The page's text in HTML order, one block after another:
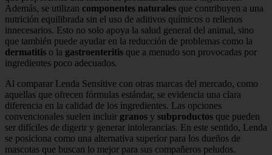
Además, se utilizan componentes naturales que contribuyen a una
nutrición equilibrada sin el uso de aditivos químicos o rellenos
innecesarios. Esto no solo apoya la salud general del animal, sino
que también puede ayudar en la reducción de problemas como la
dermatitis o la gastroenteritis que a menudo son provocadas por
ingredientes poco adecuados.
Al comparar Lenda Sensitive con otras marcas del mercado, como
aquellas que ofrecen fórmulas estándar, se evidencia una clara
diferencia en la calidad de los ingredientes. Las opciones
convencionales suelen incluir granos y subproductos que pueden
ser difíciles de digerir y generar intolerancias. En este sentido, Lenda
se posiciona como una alternativa superior para los dueños de
mascotas que buscan lo mejor para sus compañeros peludos.